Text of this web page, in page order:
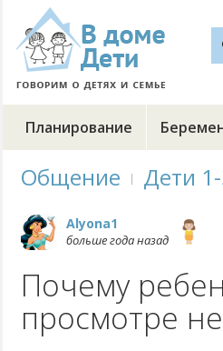
Планирование
Общение Дети
Alyona1
больше года назад
Почему
просмотре